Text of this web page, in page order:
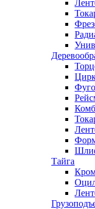
Тайга